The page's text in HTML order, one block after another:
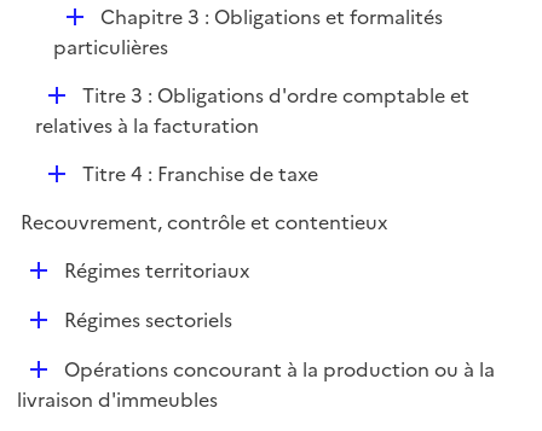
i
e
r
D
é
l
i
e
r
Chapitre 3 : Obligations et formalités
particulières
D
é
e
r
Titre 3 : Obligations d'ordre comptable et
relatives à la facturation
D
p
l
e
Titre 4 : Franchise de taxe
Recouvrement, contrôle et contentieux
D
e
Régimes territoriaux
D
l
Régimes sectoriels
D
é
Opérations concourant à la production ou à la
livraison d'immeubles